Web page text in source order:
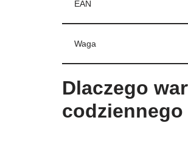
EAN
Waga
Dlaczego